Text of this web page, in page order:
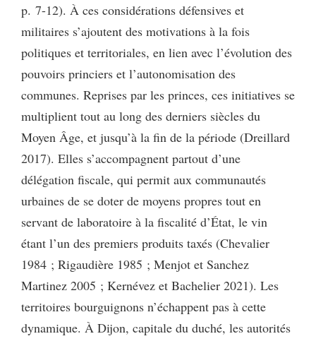
p. 7-12). À ces considérations défensives et
militaires s’ajoutent des motivations à la fois
politiques et territoriales, en lien avec l’évolution des
pouvoirs princiers et l’autonomisation des
communes. Reprises par les princes, ces initiatives se
multiplient tout au long des derniers siècles du
Moyen Âge, et jusqu’à la fin de la période (Dreillard
2017). Elles s’accompagnent partout d’une
délégation fiscale, qui permit aux communautés
urbaines de se doter de moyens propres tout en
servant de laboratoire à la fiscalité d’État, le vin
étant l’un des premiers produits taxés (Chevalier
1984 ; Rigaudière 1985 ; Menjot et Sanchez
Martinez 2005 ; Kernévez et Bachelier 2021). Les
territoires bourguignons n’échappent pas à cette
dynamique. À Dijon, capitale du duché, les autorités